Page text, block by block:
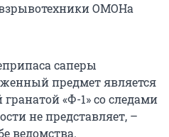
ОМОНа
саперы
предмет является
«Ф-1» со следами
не представляет, –
ведомства.